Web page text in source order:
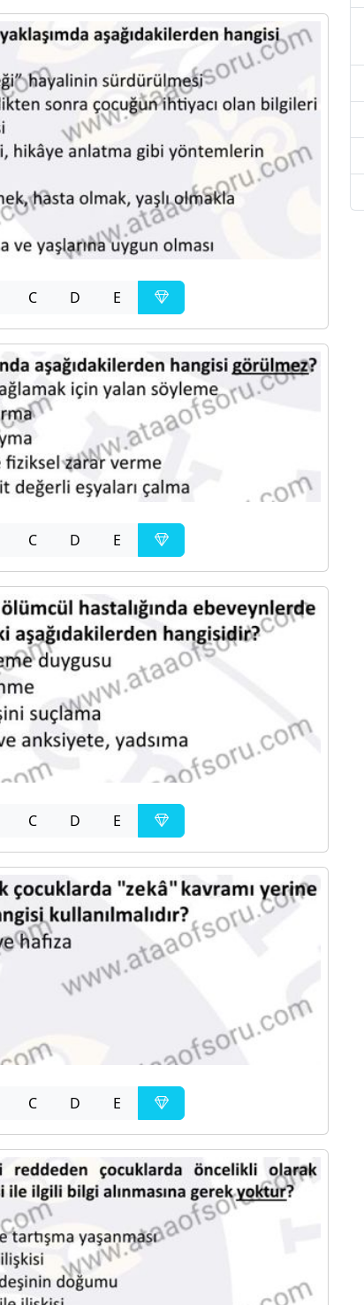
C D E
C D E
C D E
C D E